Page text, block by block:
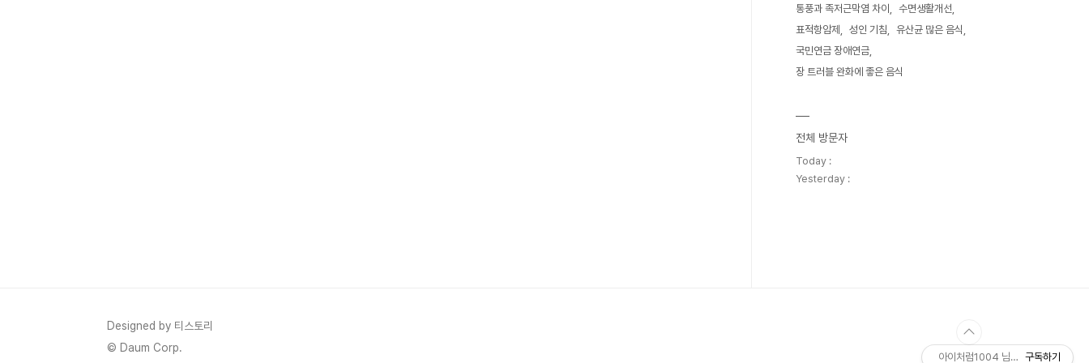
통풍과 족저근막염 차이
수면생활개선
표적항암제
성인 기침
유산균 많은 음식
국민연금 장애연금
장 트러블 완화에 좋은 음식
전체 방문자
Today :
Yesterday :
Designed by 티스토리
© Daum Corp.
아이처럼1004 님의 블로그
구독하기